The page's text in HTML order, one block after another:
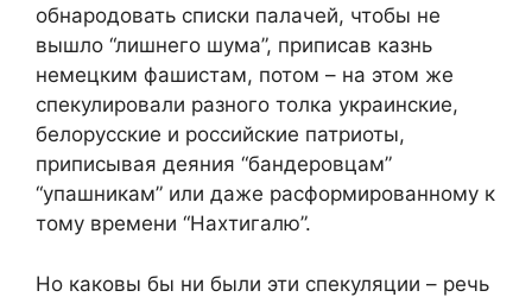
обнародовать списки палачей, чтобы не
вышло “лишнего шума”, приписав казнь
немецким фашистам, потом – на этом же
спекулировали разного толка украинские,
белорусские и российские патриоты,
приписывая деяния “бандеровцам”
“упашникам” или даже расформированному к
тому времени “Нахтигалю”.
Но каковы бы ни были эти спекуляции – речь